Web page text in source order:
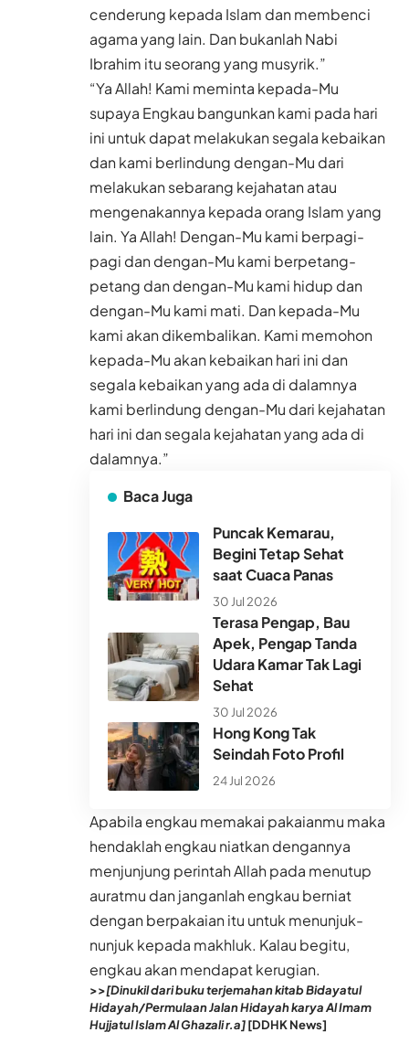
cenderung kepada Islam dan membenci
agama yang lain. Dan bukanlah Nabi
Ibrahim itu seorang yang musyrik.”
“Ya Allah! Kami meminta kepada-Mu
supaya Engkau bangunkan kami pada hari
ini untuk dapat melakukan segala kebaikan
dan kami berlindung dengan-Mu dari
melakukan sebarang kejahatan atau
mengenakannya kepada orang Islam yang
lain. Ya Allah! Dengan-Mu kami berpagi-
pagi dan dengan-Mu kami berpetang-
petang dan dengan-Mu kami hidup dan
dengan-Mu kami mati. Dan kepada-Mu
kami akan dikembalikan. Kami memohon
kepada-Mu akan kebaikan hari ini dan
segala kebaikan yang ada di dalamnya
kami berlindung dengan-Mu dari kejahatan
hari ini dan segala kejahatan yang ada di
dalamnya.”
Baca Juga
Puncak Kemarau,
Begini Tetap Sehat
saat Cuaca Panas
30 Jul 2026
Terasa Pengap, Bau
Apek, Pengap Tanda
Udara Kamar Tak Lagi
Sehat
30 Jul 2026
Hong Kong Tak
Seindah Foto Profil
24 Jul 2026
Apabila engkau memakai pakaianmu maka
hendaklah engkau niatkan dengannya
menjunjung perintah Allah pada menutup
auratmu dan janganlah engkau berniat
dengan berpakaian itu untuk menunjuk-
nunjuk kepada makhluk. Kalau begitu,
engkau akan mendapat kerugian.
>>[Dinukil dari buku terjemahan kitab Bidayatul
Hidayah/Permulaan Jalan Hidayah karya Al Imam
Hujjatul Islam Al Ghazali r.a][DDHK News]